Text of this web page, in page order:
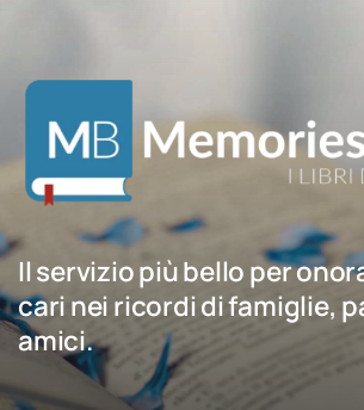
Il servizio più bello per
cari nei ricordi di famiglie,
amici.